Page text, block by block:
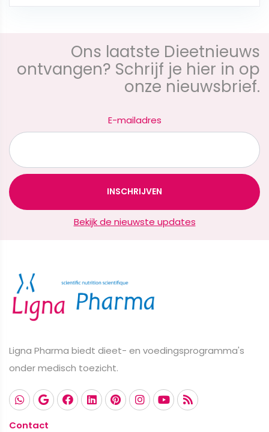
Ons laatste Dieetnieuws
ontvangen? Schrijf je hier in op
onze nieuwsbrief.
E-mailadres
Bekijk de nieuwste updates
Ligna Pharma biedt dieet- en voedingsprogramma's
onder medisch toezicht.
Contact